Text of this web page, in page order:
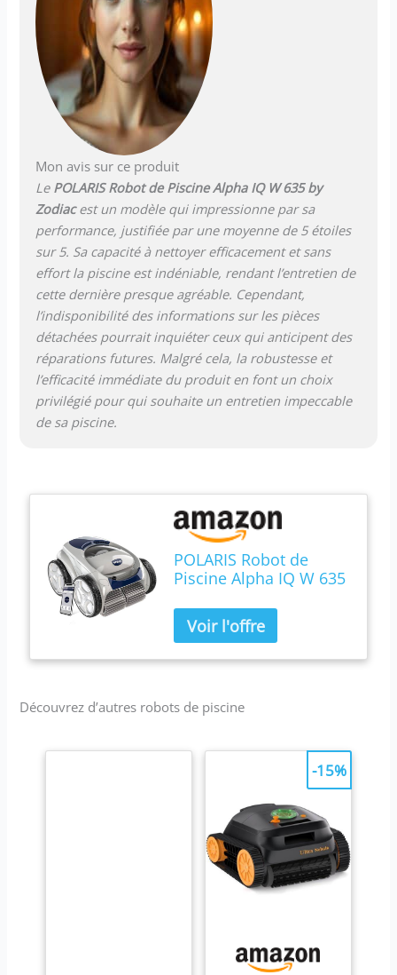
Mon avis sur ce produit
Le POLARIS Robot de Piscine Alpha IQ W 635 by
Zodiacest un modèle qui impressionne par sa
performance, justifiée par une moyenne de 5 étoiles
sur 5. Sa capacité à nettoyer efficacement et sans
effort la piscine est indéniable, rendant l’entretien de
cette dernière presque agréable. Cependant,
l’indisponibilité des informations sur les pièces
détachées pourrait inquiéter ceux qui anticipent des
réparations futures. Malgré cela, la robustesse et
l’efficacité immédiate du produit en font un choix
privilégié pour qui souhaite un entretien impeccable
de sa piscine.
POLARIS Robot de
Piscine Alpha IQ W 635
Découvrez d’autres robots de piscine
-15%